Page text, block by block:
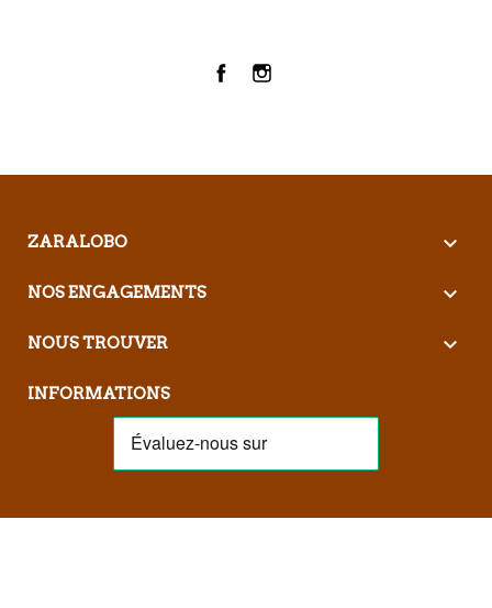
FacebookInstagram
ZARALOBO 
NOS ENGAGEMENTS 
NOUS TROUVER 
INFORMATIONS